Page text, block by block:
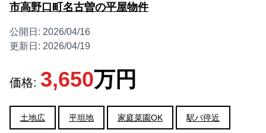
市高野口町名古曽の平屋物件
公開日: 2026/04/16
更新日: 2026/04/19
価格: 3,650万円
土地広 平坦地 家庭菜園OK 駅バ停近